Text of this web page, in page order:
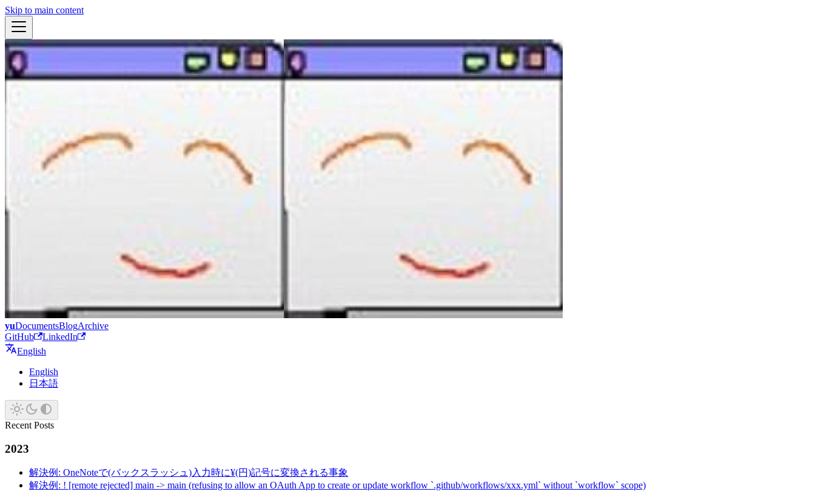
Skip to main content
yuDocumentsBlogArchive
GitHub
LinkedIn
English
English
日本語
Recent Posts
2023
解決例: OneNoteで(バックスラッシュ)入力時に¥(円)記号に変換される事象
解決例: ! [remote rejected] main -> main (refusing to allow an OAuth App to create or update workflow `.github/workflows/xxx.yml` without `workflow` scope)